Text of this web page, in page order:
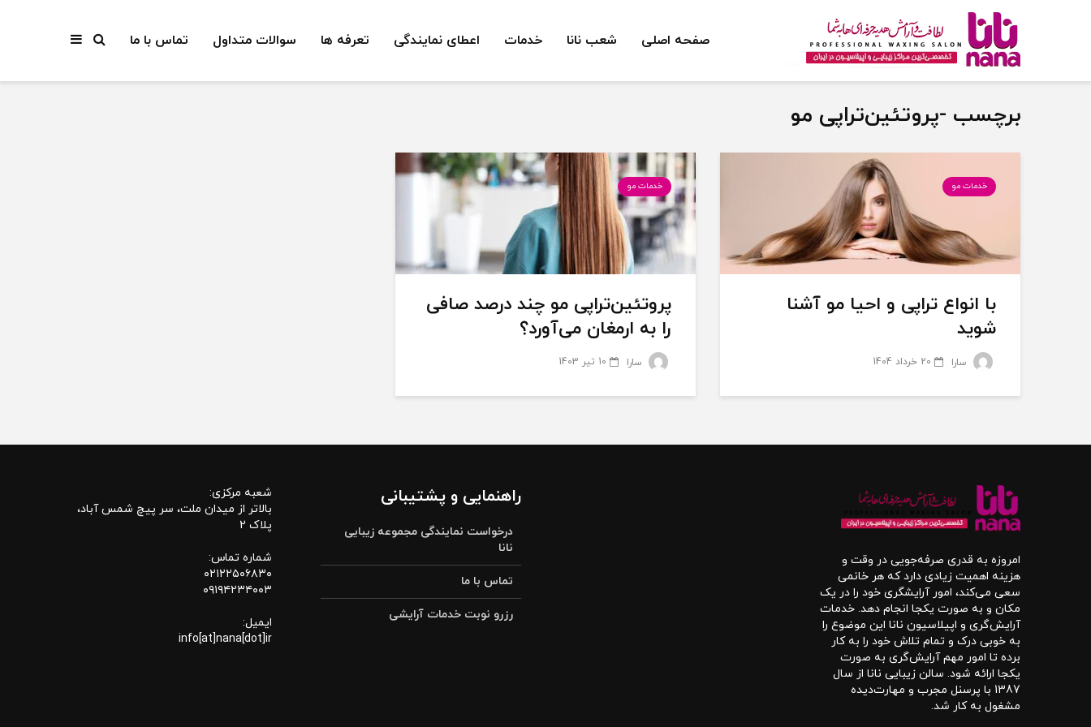
صفحه اصلی شعب نانا خدمات اعطای نمایندگی تعرفه ها سوالات متداول تماس با ما
برچسب -پروتئین‌تراپی مو
خدمات مو
با انواع تراپی و احیا مو آشنا
شوید
سارا 20 خرداد 1404
خدمات مو
پروتئین‌تراپی مو چند درصد صافی
را به ارمغان می‌آورد؟
سارا 10 تیر 1403
امروزه به قدری صرفه‌جویی در وقت و
هزینه اهمیت زیادی دارد که هر خانمی
سعی می‌کند، امور آرایشگری خود را در یک
مکان و به صورت یکجا انجام دهد. خدمات
آرایش‌گری و اپیلاسیون نانا این موضوع را
به خوبی درک و تمام تلاش خود را به کار
برده تا امور مهم آرایش‌گری به صورت
یکجا ارائه شود. سالن زیبایی نانا از سال
1387 با پرسنل مجرب و مهارت‌دیده
مشغول به کار شد.
راهنمایی و پشتیبانی
درخواست نمایندگی مجموعه زیبایی
نانا
تماس با ما
رزرو نوبت خدمات آرایشی
شعبه مرکزی:
بالاتر از میدان ملت، سر پیچ شمس آباد،
پلاک 2
شماره تماس:
۰۲۱۲۲۵۰۶۸۳۰
۰۹۱۹۴۲۳۴۰۰۳
ایمیل:
info[at]nana[dot]ir